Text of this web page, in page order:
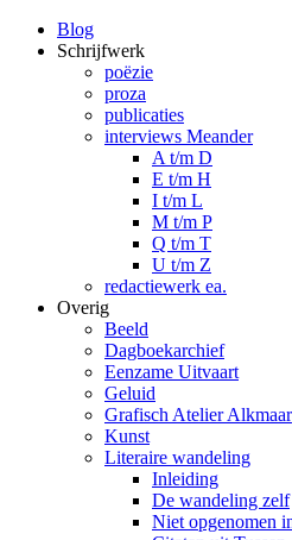
Blog
Schrijfwerk
poëzie
proza
publicaties
interviews Meander
A t/m D
E t/m H
I t/m L
M t/m P
Q t/m T
U t/m Z
redactiewerk ea.
Overig
Beeld
Dagboekarchief
Eenzame Uitvaart
Geluid
Grafisch Atelier Alkmaar
Kunst
Literaire wandeling
Inleiding
De wandeling zelf
Niet opgenomen